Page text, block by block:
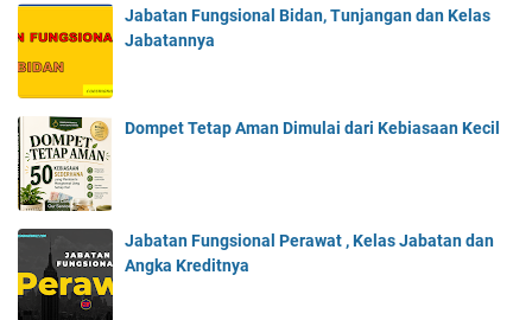
Jabatan Fungsional Bidan, Tunjangan dan Kelas
Jabatannya
Dompet Tetap Aman Dimulai dari Kebiasaan Kecil
Jabatan Fungsional Perawat , Kelas Jabatan dan
Angka Kreditnya